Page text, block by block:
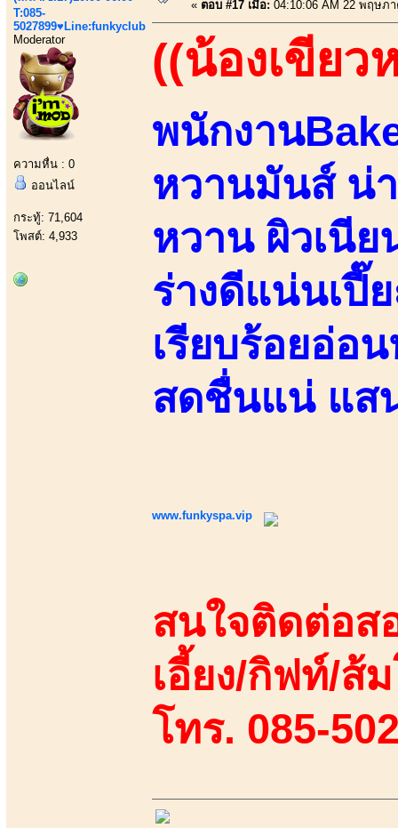
T:085-
5027899♥Line:funkyclub
Moderator
ความหื่น : 0
ออนไลน์
กระทู้: 71,604
โพสต์: 4,933
« ตอบ #17 เมื่อ: 04:10:06 AM 22 พฤษภ
((น้องเขียว
พนักงาน
หวานมันส์ น่
หวาน ผิวเนี
ร่างดีแน่นเปี๊
เรียบร้อยอ่อ
สดชื่นแน่ แส
www.funkyspa.vip
สนใจติดต่อส
เอี้ยง/กิฟท์/ส้
โทร. 085-